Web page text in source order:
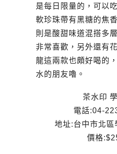
是每日限量的，可以
軟珍珠帶有黑糖的焦
則是酸甜味道混搭多
非常喜歡，另外還有
龍這兩款也頗好喝的
水的朋友嚕。
茶水印
電話:04-
地址:台中市北
價格